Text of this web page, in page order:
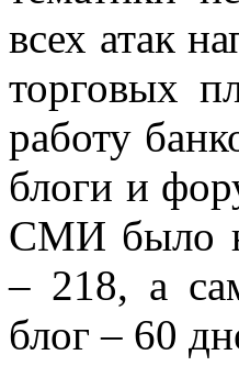
всех атак
торговых
работу
блоги и
СМИ было
– 218, а
блог – 60